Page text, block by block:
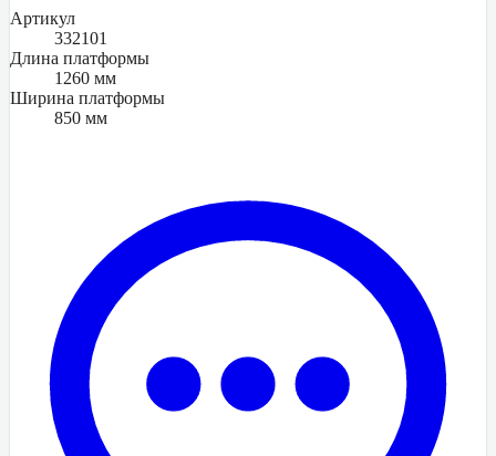
Артикул
332101
Длина платформы
1260 мм
Ширина платформы
850 мм